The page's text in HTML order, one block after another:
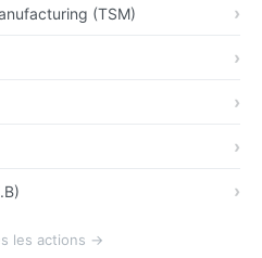
(TSM)
les actions →